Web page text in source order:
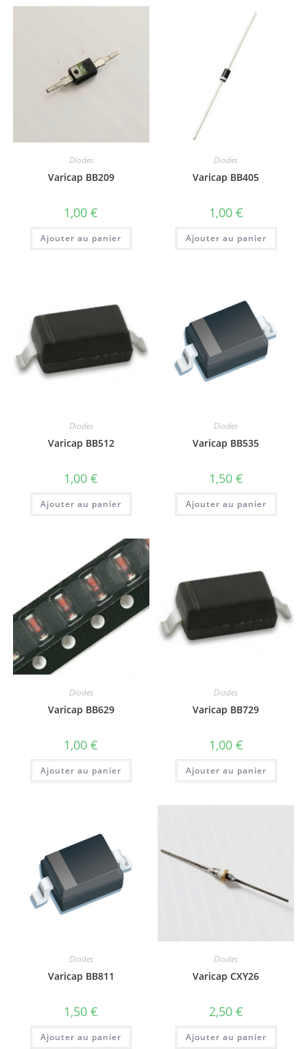
Diodes
Varicap BB209
1,00€
Ajouter au panier
Diodes
Varicap BB405
1,00 €
Ajouter au panier
Diodes
Varicap BB512
1,00€
Ajouter au panier
Diodes
Varicap BB535
1,50 €
Ajouter au panier
Diodes
Varicap BB629
1,00€
Ajouter au panier
Diodes
Varicap BB729
1,00 €
Ajouter au panier
Diodes
Varicap BB811
1,50€
Ajouter au panier
Diodes
Varicap CXY26
2,50 €
Ajouter au panier